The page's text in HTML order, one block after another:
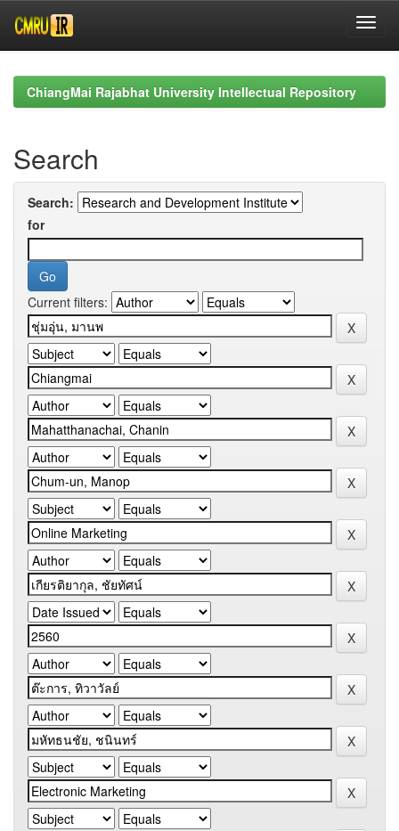
navigationChiangMai Rajabhat University Intellectual Repository
Search
Search:
for
Current filters: